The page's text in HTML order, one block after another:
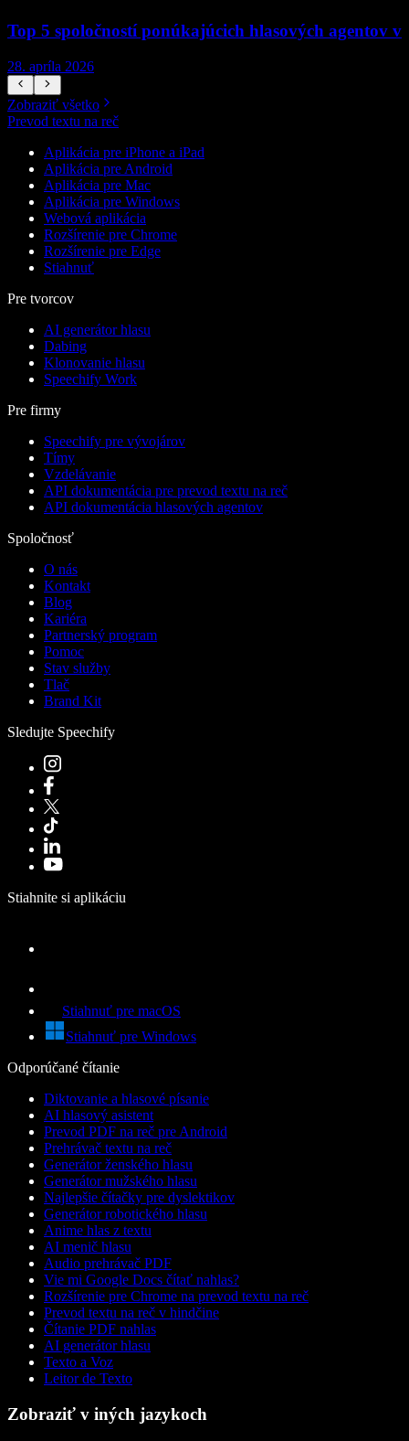
Top 5 spoločností ponúkajúcich hlasových agentov v
28. apríla 2026
Zobraziť všetko
Prevod textu na reč
Aplikácia pre iPhone a iPad
Aplikácia pre Android
Aplikácia pre Mac
Aplikácia pre Windows
Webová aplikácia
Rozšírenie pre Chrome
Rozšírenie pre Edge
Stiahnuť
Pre tvorcov
AI generátor hlasu
Dabing
Klonovanie hlasu
Speechify Work
Pre firmy
Speechify pre vývojárov
Tímy
Vzdelávanie
API dokumentácia pre prevod textu na reč
API dokumentácia hlasových agentov
Spoločnosť
O nás
Kontakt
Blog
Kariéra
Partnerský program
Pomoc
Stav služby
Tlač
Brand Kit
Sledujte Speechify
Stiahnite si aplikáciu
Stiahnuť pre macOS
Stiahnuť pre Windows
Odporúčané čítanie
Diktovanie a hlasové písanie
AI hlasový asistent
Prevod PDF na reč pre Android
Prehrávač textu na reč
Generátor ženského hlasu
Generátor mužského hlasu
Najlepšie čítačky pre dyslektikov
Generátor robotického hlasu
Anime hlas z textu
AI menič hlasu
Audio prehrávač PDF
Vie mi Google Docs čítať nahlas?
Rozšírenie pre Chrome na prevod textu na reč
Prevod textu na reč v hindčine
Čítanie PDF nahlas
AI generátor hlasu
Texto a Voz
Leitor de Texto
Zobraziť v iných jazykoch